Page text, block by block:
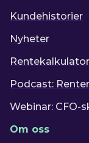
Kundehistorier
Nyheter
Rentekalkulator
Podcast:
Webinar: CFO-
Om oss